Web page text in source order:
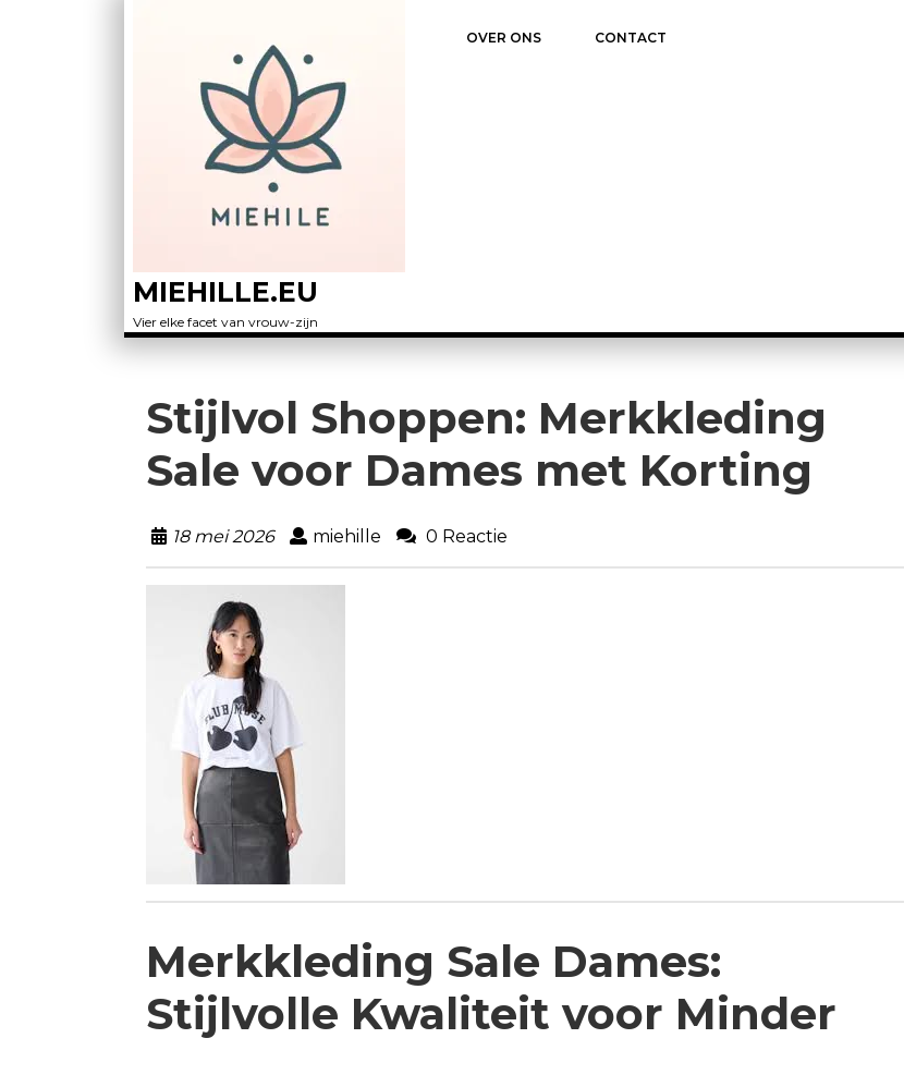
MIEHILLE.EU
Vier elke facet van vrouw-zijn
OVER ONS CONTACT
Stijlvol Shoppen: Merkkleding
Sale voor Dames met Korting
18 mei 2026 miehille 0 Reactie
Merkkleding Sale Dames:
Stijlvolle Kwaliteit voor Minder